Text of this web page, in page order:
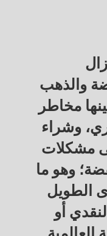
والذهب
مخاطر
وشراء
مشكلات
وهو ما
الطويل
أو